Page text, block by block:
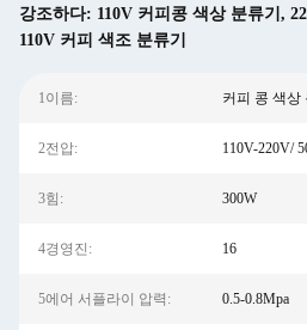
강조하다: 110V 커피콩 색상 분류기 ,
110V 커피 색조 분류기
1이름: 커피 콩 색상
2전압: 110V-220V/
3힘: 300W
4경영진: 16
5에어 서플라이 압력: 0.5-0.8Mpa